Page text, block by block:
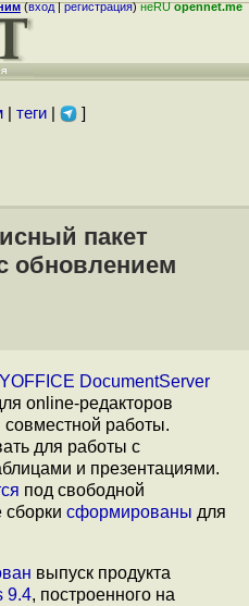
(вход|регистрация)неRUopennet.me
| теги| ]
пакет
обновлением
DocumentServer
online-редакторов
совместной работы.
для работы с
и презентациями.
под свободной
сборки сформированы для
выпуск продукта
9.4, построенного на